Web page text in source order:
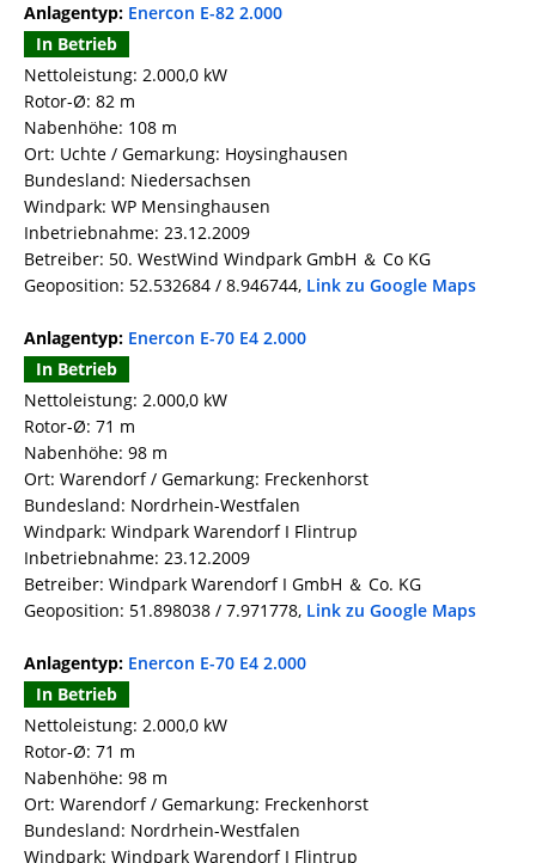
Anlagentyp: Enercon E-82 2.000
In Betrieb
Nettoleistung: 2.000,0 kW
Rotor-Ø: 82 m
Nabenhöhe: 108 m
Ort: Uchte / Gemarkung: Hoysinghausen
Bundesland: Niedersachsen
Windpark: WP Mensinghausen
Inbetriebnahme: 23.12.2009
Betreiber: 50. WestWind Windpark GmbH ＆ Co KG
Geoposition: 52.532684 / 8.946744, Link zu Google Maps
Anlagentyp: Enercon E-70 E4 2.000
In Betrieb
Nettoleistung: 2.000,0 kW
Rotor-Ø: 71 m
Nabenhöhe: 98 m
Ort: Warendorf / Gemarkung: Freckenhorst
Bundesland: Nordrhein-Westfalen
Windpark: Windpark Warendorf I Flintrup
Inbetriebnahme: 23.12.2009
Betreiber: Windpark Warendorf I GmbH ＆ Co. KG
Geoposition: 51.898038 / 7.971778, Link zu Google Maps
Anlagentyp: Enercon E-70 E4 2.000
In Betrieb
Nettoleistung: 2.000,0 kW
Rotor-Ø: 71 m
Nabenhöhe: 98 m
Ort: Warendorf / Gemarkung: Freckenhorst
Bundesland: Nordrhein-Westfalen
Windpark: Windpark Warendorf I Flintrup